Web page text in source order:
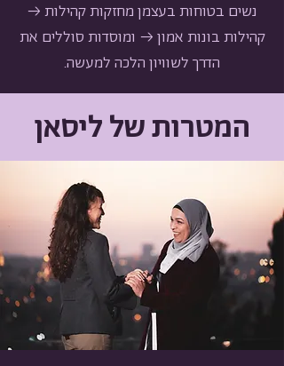
נשים בטוחות בעצמן מחזקות קהילות →
קהילות בונות אמון → ומוסדות סוללים את
הדרך לשוויון הלכה למעשה.
המטרות של ליסאן